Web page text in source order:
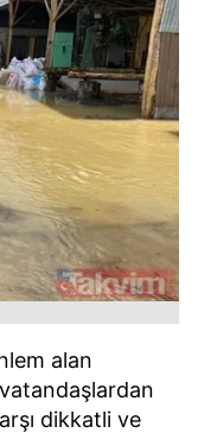
alan
dikkatli ve